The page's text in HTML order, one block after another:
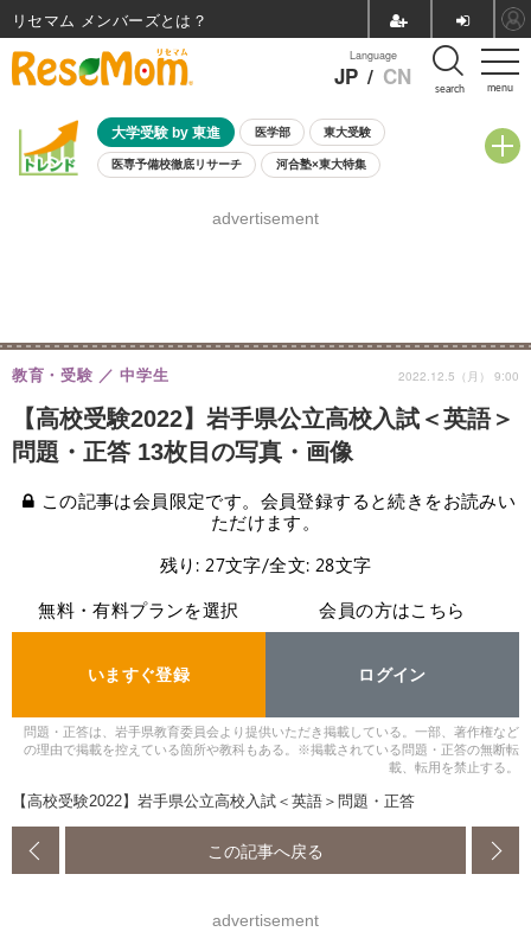
menu
Language
JP / CN search
大学受験 by 東進 医学部 東大受験
医専予備校徹底リサーチ 河合塾×東大特集
8月開催学校説明会・相談会
advertisement
【高校受験2022】岩手県公立高校入試＜英語＞
問題・正答 13枚目の写真・画像
教育・受験 中学生 2022.12.5（月） 9:00
この記事は会員限定です。会員登録すると続きをお読みい
ただけます。
残り: 27文字/全文: 28文字
無料・有料プランを選択
いますぐ登録
会員の方はこちら
ログイン
問題・正答は、岩手県教育委員会より提供いただき掲載している。一部、著作権など
の理由で掲載を控えている箇所や教科もある。※掲載されている問題・正答の無断転
載、転用を禁止する。
【高校受験2022】岩手県公立高校入試＜英語＞問題・正答
この記事へ戻る
advertisement
リセマム メンバーズ